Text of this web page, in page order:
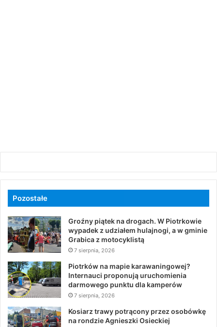
Pozostałe
Groźny piątek na drogach. W Piotrkowie
wypadek z udziałem hulajnogi, a w gminie
Grabica z motocyklistą
7 sierpnia, 2026
Piotrków na mapie karawaningowej?
Internauci proponują uruchomienia
darmowego punktu dla kamperów
7 sierpnia, 2026
Kosiarz trawy potrącony przez osobówkę
na rondzie Agnieszki Osieckiej